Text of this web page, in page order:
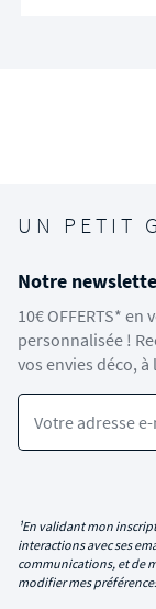
UN PETIT
Notre
10€ OFFERTS*
personnalisée !
vos envies déco,
Votre adresse
¹En validant mon
interactions avec ses
communications, et de
modifier mes